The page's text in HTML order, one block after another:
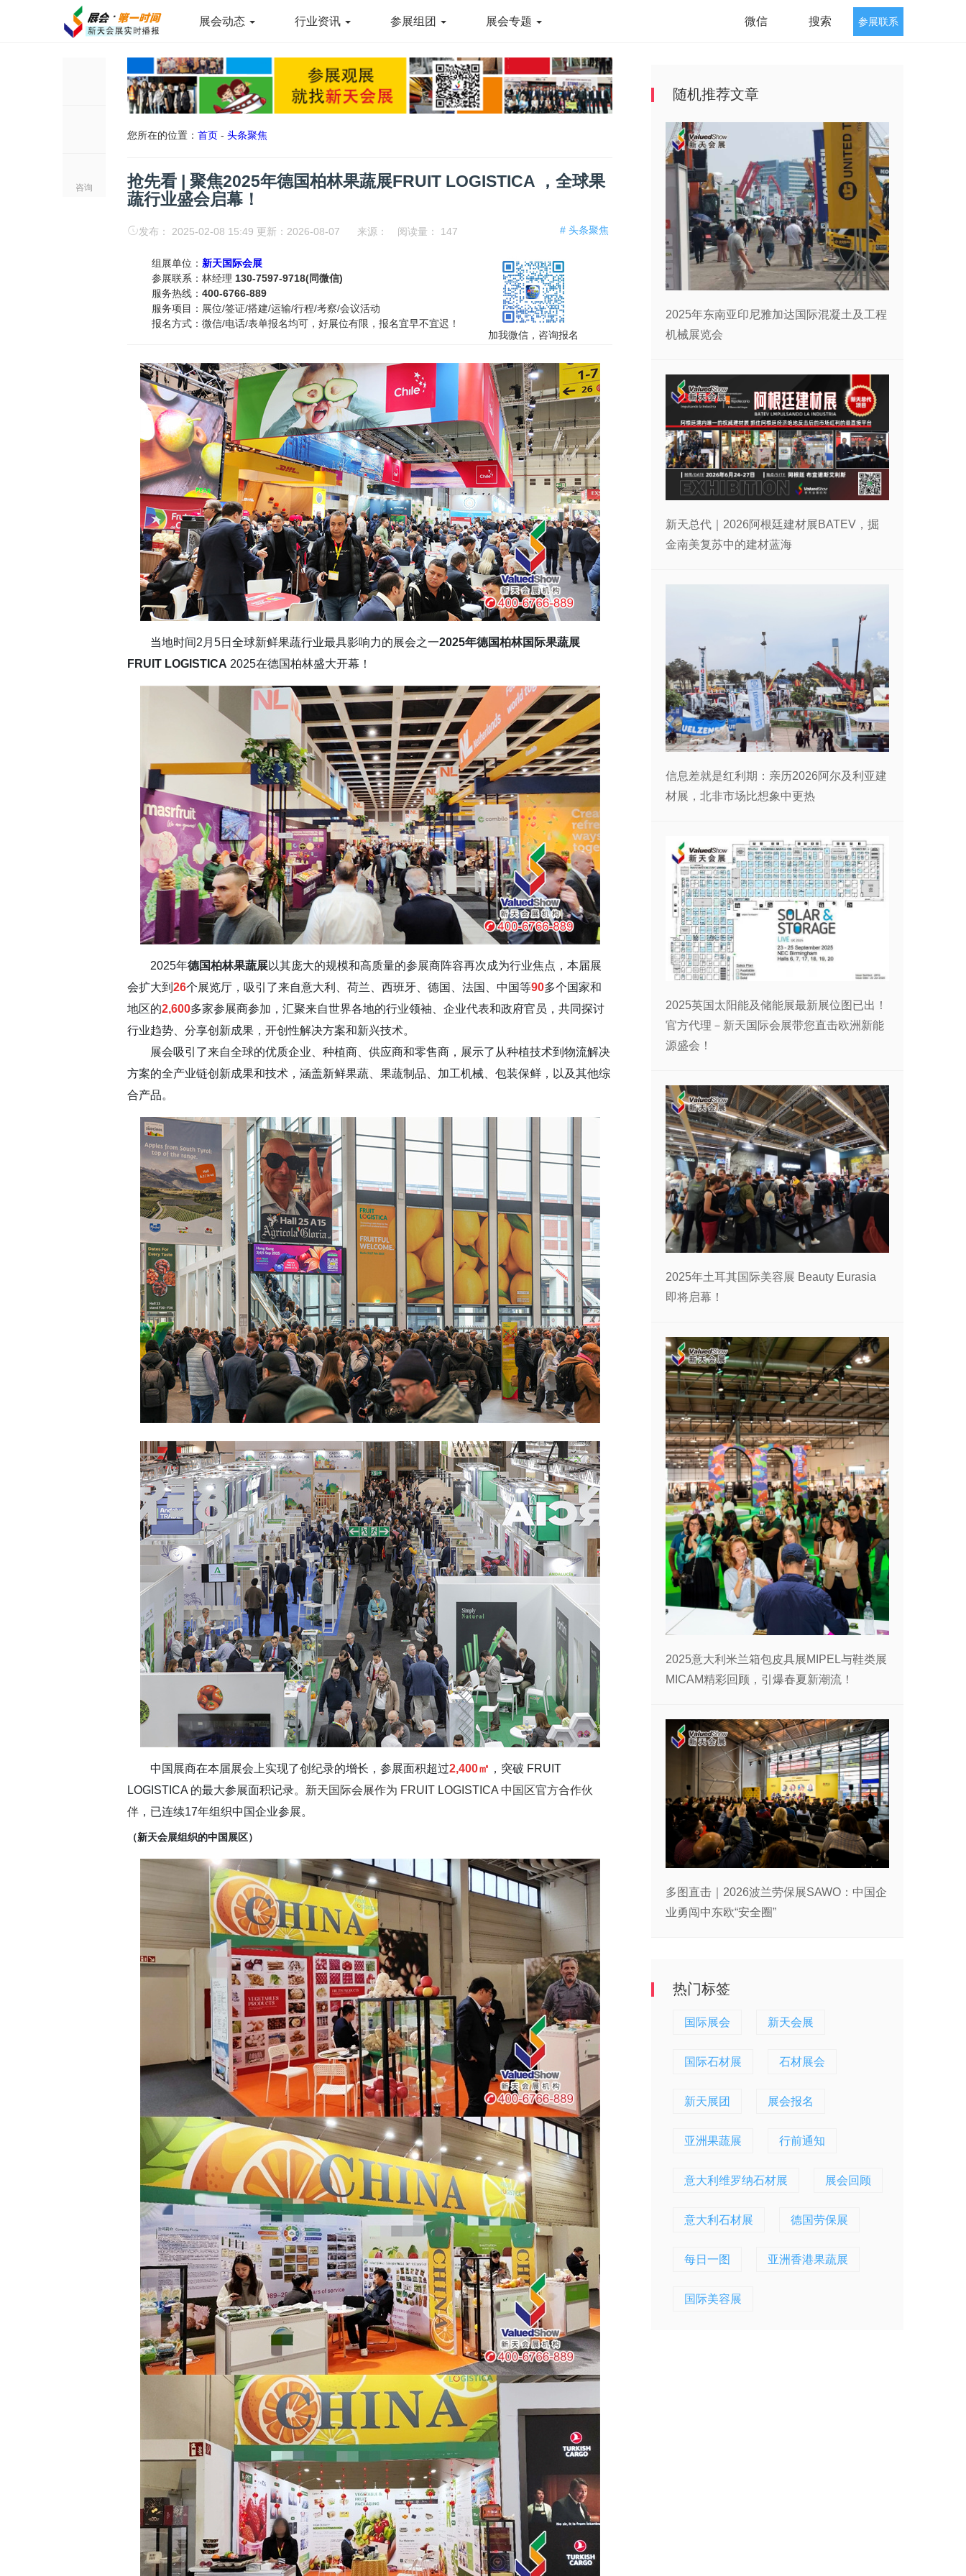
展会动态 行业资讯 参展组团 展会专题 微信 搜索 参展联系
咨询
您所在的位置： 首页 - 头条聚焦
抢先看 | 聚焦2025年德国柏林果蔬展FRUIT LOGISTICA ，全球果
蔬行业盛会启幕！
# 头条聚焦
发布： 2025-02-08 15:49 更新：2026-08-07 来源： 阅读量： 147
组展单位： 新天国际会展
参展联系：林经理 130-7597-9718(同微信)
服务热线： 400-6766-889
服务项目：展位/签证/搭建/运输/行程/考察/会议活动
报名方式：微信/电话/表单报名均可，好展位有限，报名宜早不宜迟！
加我微信，咨询报名
当地时间2月5日全球新鲜果蔬行业最具影响力的展会之一2025年德国柏林国际果蔬展
FRUIT LOGISTICA 2025在德国柏林盛大开幕！
2025年德国柏林果蔬展以其庞大的规模和高质量的参展商阵容再次成为行业焦点，本届展
会扩大到 26个展览厅，吸引了来自意大利、荷兰、西班牙、德国、法国、中国等90多个国家和
地区的2,600多家参展商参加，汇聚来自世界各地的行业领袖、企业代表和政府官员，共同探讨
行业趋势、分享创新成果，开创性解决方案和新兴技术。
展会吸引了来自全球的优质企业、种植商、供应商和零售商，展示了从种植技术到物流解决
方案的全产业链创新成果和技术，涵盖新鲜果蔬、果蔬制品、加工机械、包装保鲜，以及其他综
合产品。
中国展商在本届展会上实现了创纪录的增长，参展面积超过2,400㎡ ，突破 FRUIT
LOGISTICA 的最大参展面积记录。 新天国际会展作为 FRUIT LOGISTICA 中国区官方合作伙
伴 ，已连续17年组织中国企业参展。
（新天会展组织的中国展区）
随机推荐文章
2025年东南亚印尼雅加达国际混凝土及工程
机械展览会
新天总代｜2026阿根廷建材展BATEV，掘
金南美复苏中的建材蓝海
信息差就是红利期：亲历2026阿尔及利亚建
材展，北非市场比想象中更热
2025英国太阳能及储能展最新展位图已出！
官方代理－新天国际会展带您直击欧洲新能
源盛会！
2025年土耳其国际美容展 Beauty Eurasia
即将启幕！
2025意大利米兰箱包皮具展MIPEL与鞋类展
MICAM精彩回顾，引爆春夏新潮流！
多图直击｜2026波兰劳保展SAWO：中国企
业勇闯中东欧“安全圈”
热门标签
国际展会 新天会展
国际石材展 石材展会
新天展团 展会报名
亚洲果蔬展 行前通知
意大利维罗纳石材展 展会回顾
意大利石材展 德国劳保展
每日一图 亚洲香港果蔬展
国际美容展